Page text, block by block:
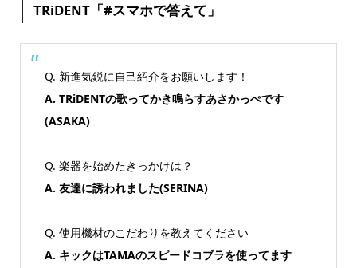
TRiDENT「#スマホで答えて」
Q. 新進気鋭に自己紹介をお願いします！
A. TRiDENTの歌ってかき鳴らすあさかっぺです
(ASAKA)
Q. 楽器を始めたきっかけは？
A. 友達に誘われました(SERINA)
Q. 使用機材のこだわりを教えてください
A. キックはTAMAのスピードコブラを使ってます